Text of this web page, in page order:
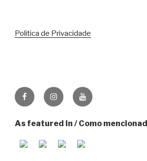
Politica de Privacidade
FacebookInstagramYoutube
As featured in / Como